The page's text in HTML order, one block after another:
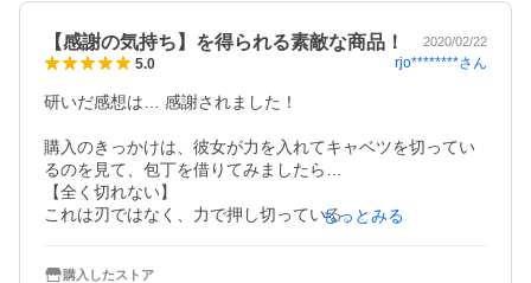
【感謝の気持ち】を得られる素敵な商品！ 2020/02/22
5.0 rjo********さん
研いだ感想は… 感謝されました！
購入のきっかけは、彼女が力を入れてキャベツを切ってい
るのを見て、包丁を借りてみましたら…
【全く切れない】
これは刃ではなく、力で押し切っている。 もっとみる
購入したストア